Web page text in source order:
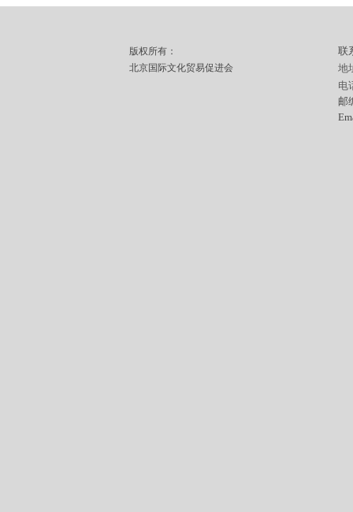
版权所有：
北京国际文化贸易促进会
联
地
电
邮